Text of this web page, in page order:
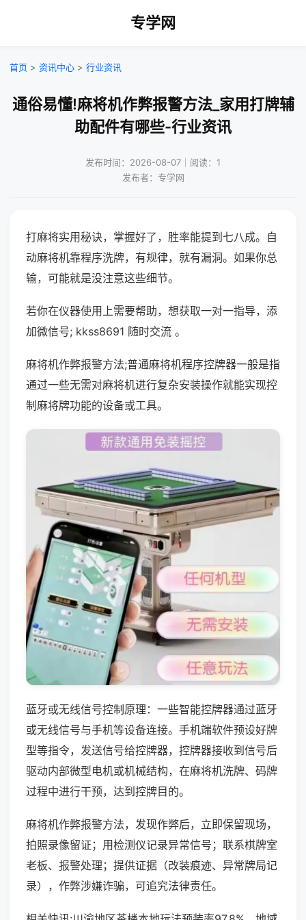
专学网
首页 > 资讯中心 > 行业资讯
通俗易懂!麻将机作弊报警方法_家用打牌辅
助配件有哪些-行业资讯
发布时间：2026-08-07｜阅读：1
发布者：专学网
打麻将实用秘诀，掌握好了，胜率能提到七八成。自
动麻将机靠程序洗牌，有规律，就有漏洞。如果你总
输，可能就是没注意这些细节。
若你在仪器使用上需要帮助，想获取一对一指导，添
加微信号; kkss8691 随时交流 。
麻将机作弊报警方法;普通麻将机程序控牌器一般是指
通过一些无需对麻将机进行复杂安装操作就能实现控
制麻将牌功能的设备或工具。
蓝牙或无线信号控制原理：一些智能控牌器通过蓝牙
或无线信号与手机等设备连接。手机端软件预设好牌
型等指令，发送信号给控牌器，控牌器接收到信号后
驱动内部微型电机或机械结构，在麻将机洗牌、码牌
过程中进行干预，达到控牌目的。
麻将机作弊报警方法，发现作弊后，立即保留现场，
拍照录像留证；用检测仪记录异常信号；联系棋牌室
老板、报警处理；提供证据（改装痕迹、异常牌局记
录），作弊涉嫌诈骗，可追究法律责任。